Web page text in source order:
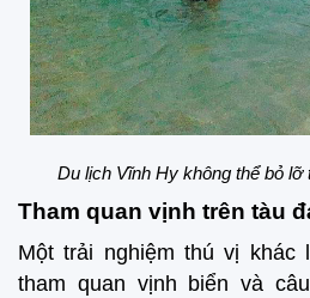
Du lịch Vĩnh Hy không thể bỏ lỡ
Tham quan vịnh trên tàu
Một trải nghiệm thú vị
tham quan vịnh biển và